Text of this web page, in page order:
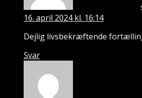
16. april 2024 kl. 16:14
Dejlig livsbekræftende
Svar